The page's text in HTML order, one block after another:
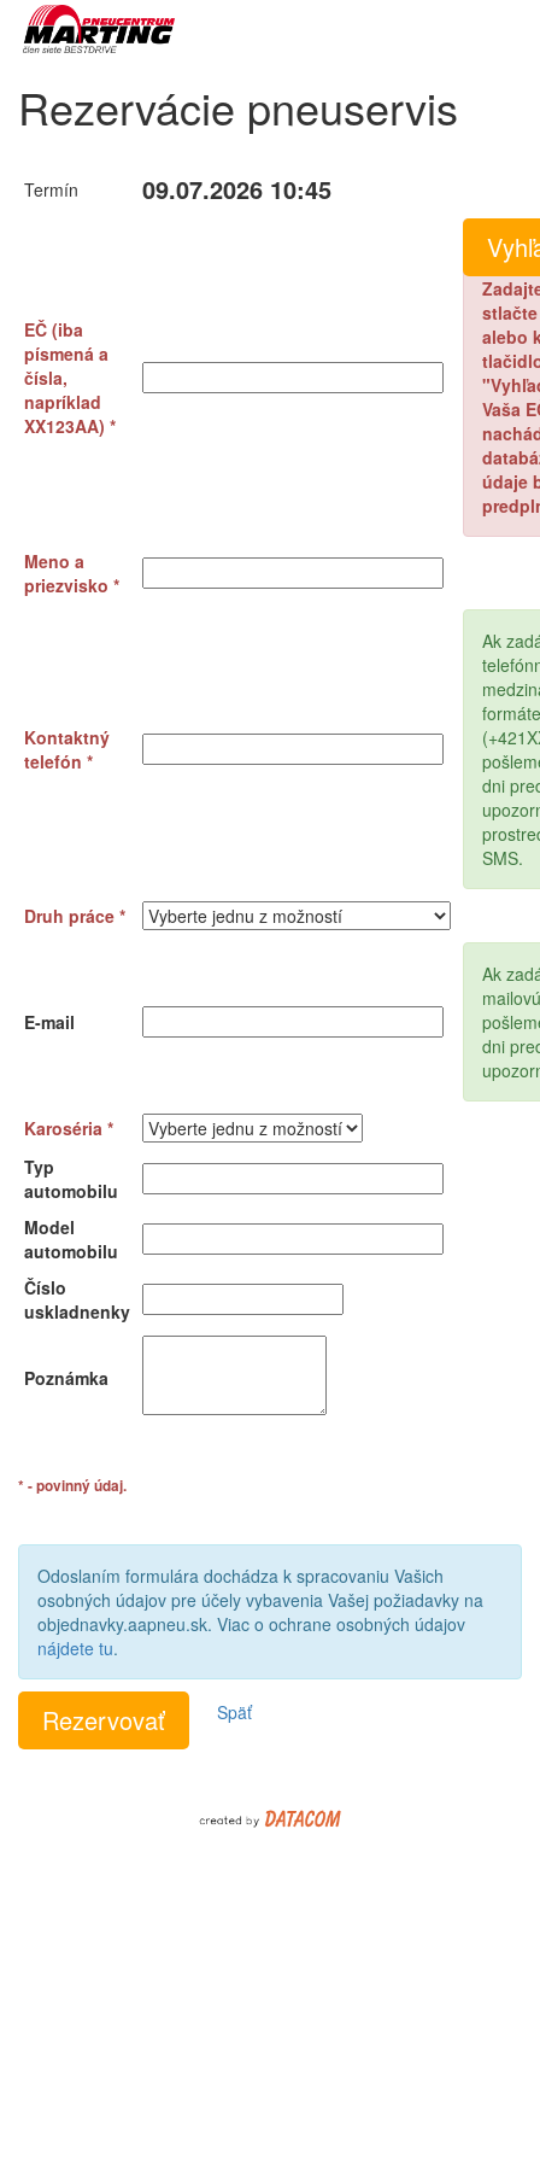
Rezervácie pneuservis
Termín 09.07.2026 10:45
EČ (iba
písmená a
čísla,
napríklad
XX123AA) *
stlačte
alebo
Vaša
údaje
Meno a
priezvisko *
Kontaktný
telefón *
Ak
formáte
dni
SMS.
Druh práce *
E-mail
Ak
dni
Karoséria *
Typ
automobilu
Model
automobilu
Číslo
uskladnenky
Poznámka
* - povinný údaj.
Odoslaním formulára dochádza k spracovaniu Vašich
osobných údajov pre účely vybavenia Vašej požiadavky na
objednavky.aapneu.sk. Viac o ochrane osobných údajov
nájdete tu.
Späť